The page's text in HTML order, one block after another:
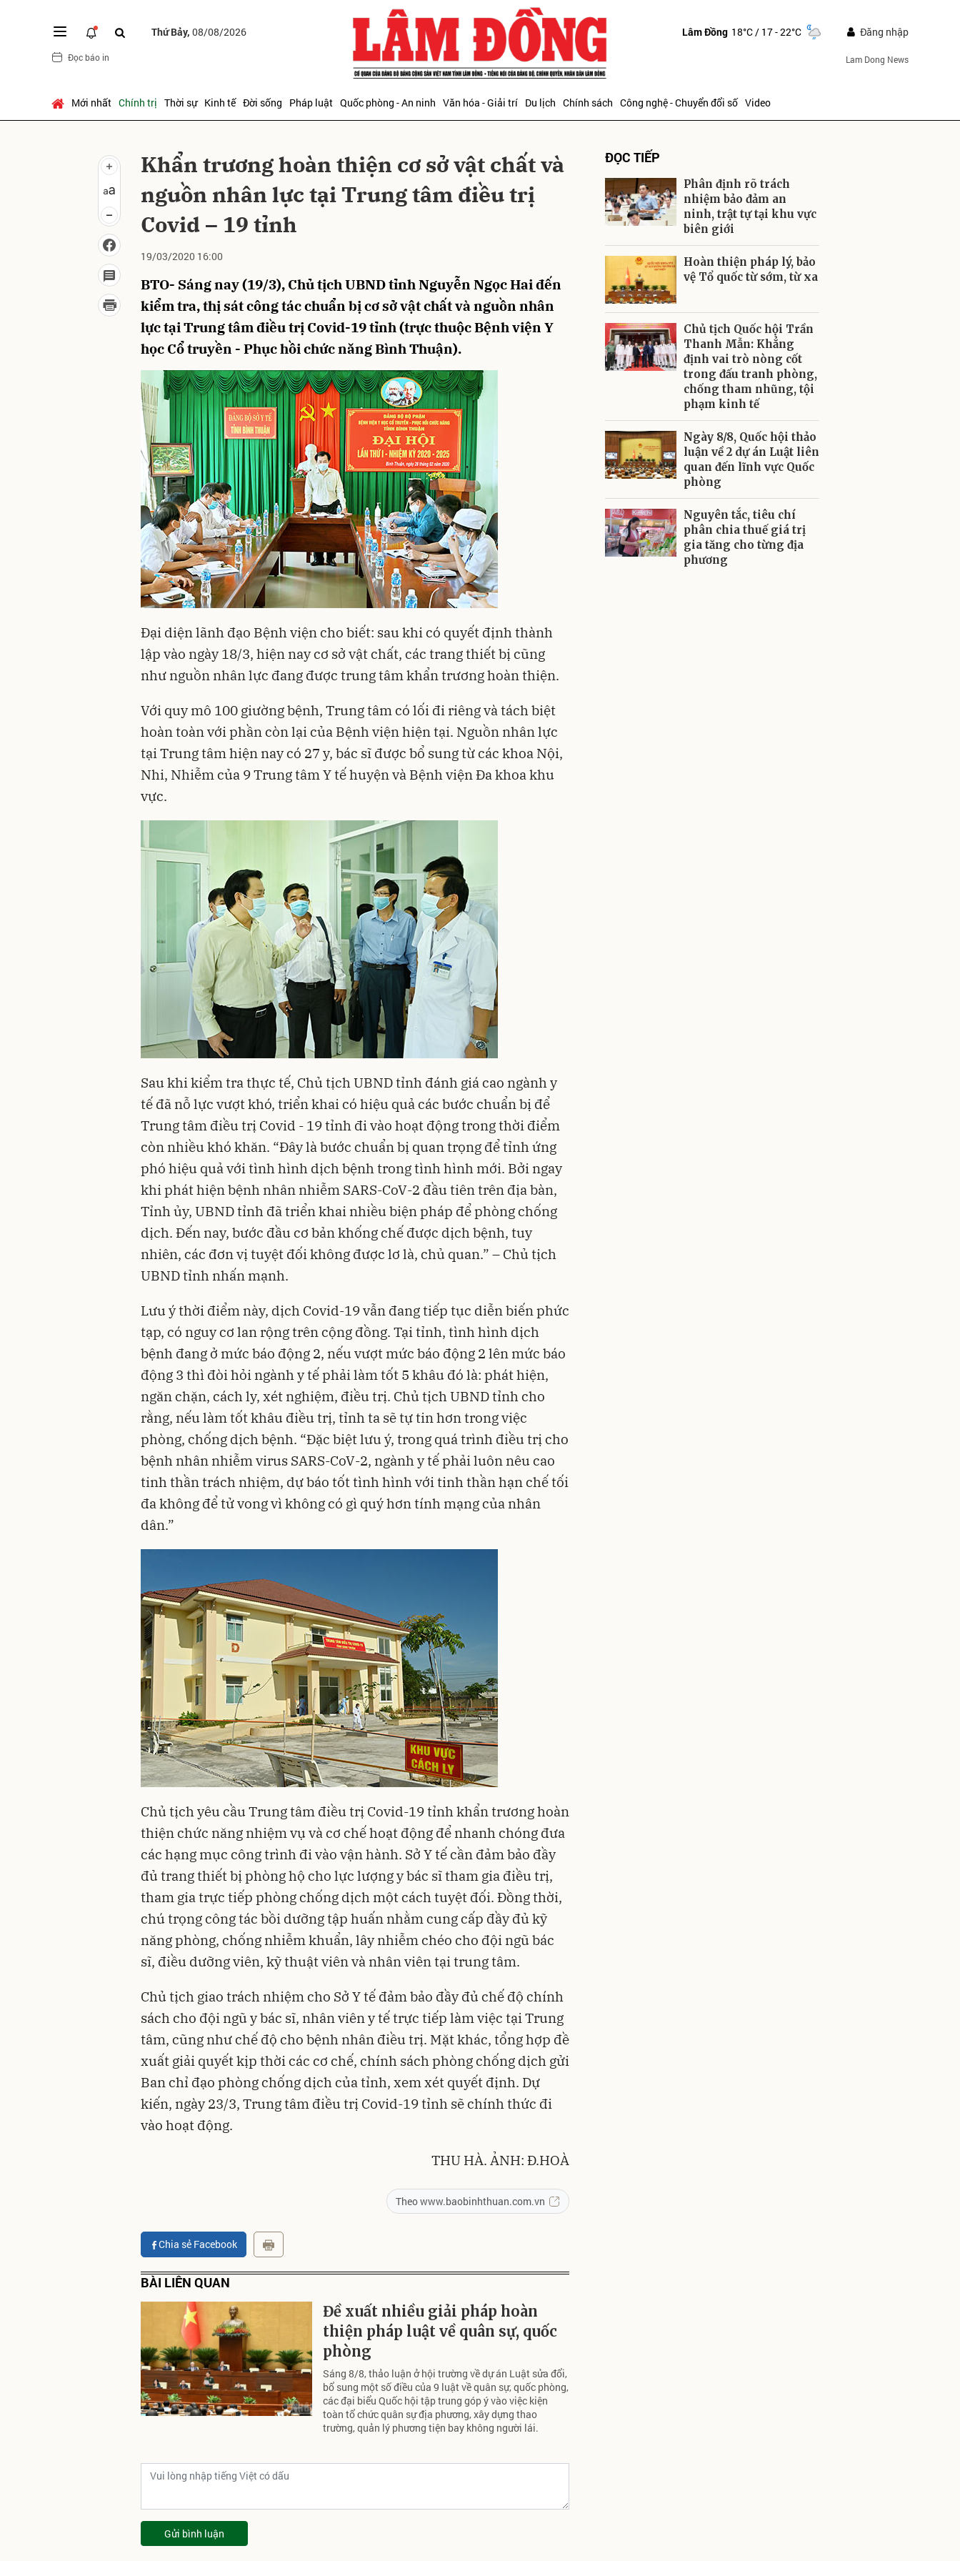
Thứ Bảy, 08/08/2026
Đọc báo in
Lâm Đồng 18°C/ 17 - 22°C Đăng nhập
Lam Dong News
Mới nhất Chính trị Thời sự Kinh tế Đời sống Pháp luật Quốc phòng - An ninh Văn hóa - Giải trí Du lịch Chính sách Công nghệ - Chuyển đổi số Video
Khẩn trương hoàn thiện cơ sở vật chất và
nguồn nhân lực tại Trung tâm điều trị
Covid – 19 tỉnh
19/03/2020 16:00
BTO- Sáng nay (19/3), Chủ tịch UBND tỉnh Nguyễn Ngọc Hai đến
kiểm tra, thị sát công tác chuẩn bị cơ sở vật chất và nguồn nhân
lực tại Trung tâm điều trị Covid-19 tỉnh (trực thuộc Bệnh viện Y
học Cổ truyền - Phục hồi chức năng Bình Thuận).
Đại diện lãnh đạo Bệnh viện cho biết: sau khi có quyết định thành
lập vào ngày 18/3, hiện nay cơ sở vật chất, các trang thiết bị cũng
như nguồn nhân lực đang được trung tâm khẩn trương hoàn thiện.
Với quy mô 100 giường bệnh, Trung tâm có lối đi riêng và tách biệt
hoàn toàn với phần còn lại của Bệnh viện hiện tại. Nguồn nhân lực
tại Trung tâm hiện nay có 27 y, bác sĩ được bổ sung từ các khoa Nội,
Nhi, Nhiễm của 9 Trung tâm Y tế huyện và Bệnh viện Đa khoa khu
vực.
Sau khi kiểm tra thực tế, Chủ tịch UBND tỉnh đánh giá cao ngành y
tế đã nỗ lực vượt khó, triển khai có hiệu quả các bước chuẩn bị để
Trung tâm điều trị Covid - 19 tỉnh đi vào hoạt động trong thời điểm
còn nhiều khó khăn. “Đây là bước chuẩn bị quan trọng để tỉnh ứng
phó hiệu quả với tình hình dịch bệnh trong tình hình mới. Bởi ngay
khi phát hiện bệnh nhân nhiễm SARS-CoV-2 đầu tiên trên địa bàn,
Tỉnh ủy, UBND tỉnh đã triển khai nhiều biện pháp để phòng chống
dịch. Đến nay, bước đầu cơ bản khống chế được dịch bệnh, tuy
nhiên, các đơn vị tuyệt đối không được lơ là, chủ quan.” – Chủ tịch
UBND tỉnh nhấn mạnh.
Lưu ý thời điểm này, dịch Covid-19 vẫn đang tiếp tục diễn biến phức
tạp, có nguy cơ lan rộng trên cộng đồng. Tại tỉnh, tình hình dịch
bệnh đang ở mức báo động 2, nếu vượt mức báo động 2 lên mức báo
động 3 thì đòi hỏi ngành y tế phải làm tốt 5 khâu đó là: phát hiện,
ngăn chặn, cách ly, xét nghiệm, điều trị. Chủ tịch UBND tỉnh cho
rằng, nếu làm tốt khâu điều trị, tỉnh ta sẽ tự tin hơn trong việc
phòng, chống dịch bệnh. “Đặc biệt lưu ý, trong quá trình điều trị cho
bệnh nhân nhiễm virus SARS-CoV-2, ngành y tế phải luôn nêu cao
tinh thần trách nhiệm, dự báo tốt tình hình với tinh thần hạn chế tối
đa không để tử vong vì không có gì quý hơn tính mạng của nhân
dân.”
Chủ tịch yêu cầu Trung tâm điều trị Covid-19 tỉnh khẩn trương hoàn
thiện chức năng nhiệm vụ và cơ chế hoạt động để nhanh chóng đưa
các hạng mục công trình đi vào vận hành. Sở Y tế cần đảm bảo đầy
đủ trang thiết bị phòng hộ cho lực lượng y bác sĩ tham gia điều trị,
tham gia trực tiếp phòng chống dịch một cách tuyệt đối. Đồng thời,
chú trọng công tác bồi dưỡng tập huấn nhằm cung cấp đầy đủ kỹ
năng phòng, chống nhiễm khuẩn, lây nhiễm chéo cho đội ngũ bác
sĩ, điều dưỡng viên, kỹ thuật viên và nhân viên tại trung tâm.
Chủ tịch giao trách nhiệm cho Sở Y tế đảm bảo đầy đủ chế độ chính
sách cho đội ngũ y bác sĩ, nhân viên y tế trực tiếp làm việc tại Trung
tâm, cũng như chế độ cho bệnh nhân điều trị. Mặt khác, tổng hợp đề
xuất giải quyết kịp thời các cơ chế, chính sách phòng chống dịch gửi
Ban chỉ đạo phòng chống dịch của tỉnh, xem xét quyết định. Dự
kiến, ngày 23/3, Trung tâm điều trị Covid-19 tỉnh sẽ chính thức đi
vào hoạt động.
THU HÀ. ẢNH: Đ.HOÀ
Theo www.baobinhthuan.com.vn
Chia sẻ Facebook
BÀI LIÊN QUAN
Đề xuất nhiều giải pháp hoàn
thiện pháp luật về quân sự, quốc
phòng
Sáng 8/8, thảo luận ở hội trường về dự án Luật sửa đổi,
bổ sung một số điều của 9 luật về quân sự, quốc phòng,
các đại biểu Quốc hội tập trung góp ý vào việc kiện
toàn tổ chức quân sự địa phương, xây dựng thao
trường, quản lý phương tiện bay không người lái.
Gửi bình luận
ĐỌC TIẾP
Phân định rõ trách
nhiệm bảo đảm an
ninh, trật tự tại khu vực
biên giới
Hoàn thiện pháp lý, bảo
vệ Tổ quốc từ sớm, từ xa
Chủ tịch Quốc hội Trần
Thanh Mẫn: Khẳng
định vai trò nòng cốt
trong đấu tranh phòng,
chống tham nhũng, tội
phạm kinh tế
Ngày 8/8, Quốc hội thảo
luận về 2 dự án Luật liên
quan đến lĩnh vực Quốc
phòng
Nguyên tắc, tiêu chí
phân chia thuế giá trị
gia tăng cho từng địa
phương
Gửi bình luận